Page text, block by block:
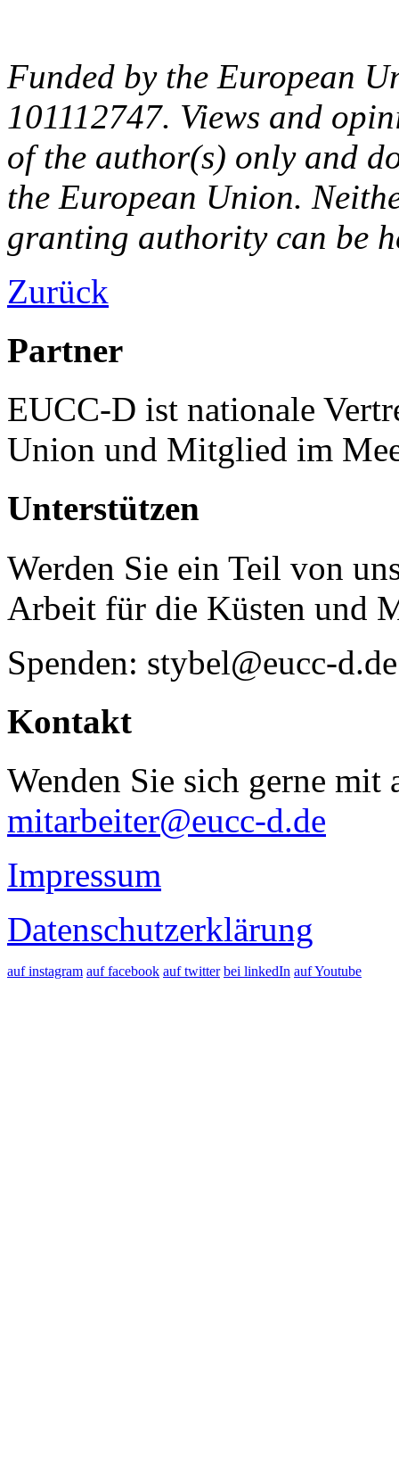
Funded by the European
101112747. Views and
of the author(s) only and
the European Union.
granting authority can be
Zurück
Partner
EUCC-D ist nationale
Union und Mitglied im
Unterstützen
Werden Sie ein Teil von
Arbeit für die Küsten und
Spenden: stybel@eucc-d.de
Kontakt
Wenden Sie sich gerne mit
mitarbeiter@eucc-d.de
Impressum
Datenschutzerklärung
auf instagram auf facebook auf twitter bei linkedIn auf Youtube